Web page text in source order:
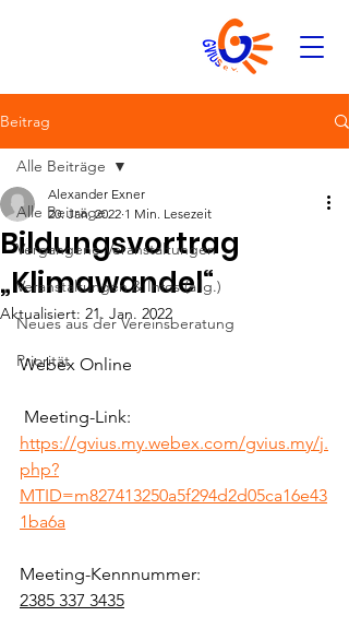
Beitrag
Alle Beiträge
Vergangene Veranstaltungen
Veranstaltungen & Infos (allg.)
Neues aus der Vereinsberatung
Priorität
Alle Beiträge
Bildungsvortrag
„Klimawandel“
Alexander Exner
20. Jan. 2022 1 Min. Lesezeit
Aktualisiert: 21. Jan. 2022
Webex Online
Meeting-Link:
https://gvius.my.webex.com/gvius.my/j.
php?
MTID=m827413250a5f294d2d05ca16e43
1ba6a
Meeting-Kennnummer:
2385 337 3435